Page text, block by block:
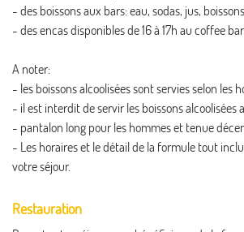
- des boissons aux bars: eau, sodas, jus,
- des encas disponibles de 16 à 17h au coffee
A noter:
- les boissons alcoolisées sont servies selon
- il est interdit de servir les boissons alcoolisées
- pantalon long pour les hommes et tenue
- Les horaires et le détail de la formule tout
votre séjour.
Restauration